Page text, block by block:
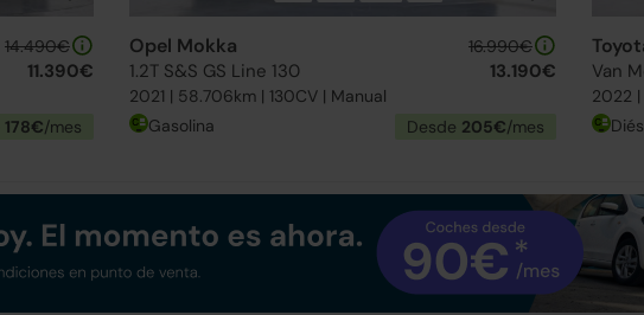
14.490€
11.390€
178€/mes
Opel Mokka
1.2T S&S GS Line 130
2021 | 58.706km | 130CV | Manual
16.990€
13.190€
Gasolina Desde 205€/mes
Van
2022 |